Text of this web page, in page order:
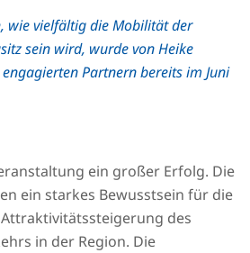
wie vielfältig die Mobilität der
sein wird, wurde von Heike
Partnern bereits im Juni
ein großer Erfolg. Die
ein starkes Bewusstsein für die
des
in der Region. Die